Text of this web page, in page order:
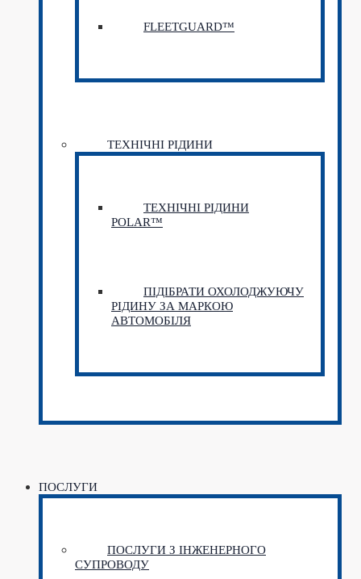
FLEETGUARD™
ТЕХНІЧНІ РІДИНИ
ТЕХНІЧНІ РІДИНИ
POLAR™
ПІДІБРАТИ ОХОЛОДЖУЮЧУ
РІДИНУ ЗА МАРКОЮ
АВТОМОБІЛЯ
ПОСЛУГИ
ПОСЛУГИ З ІНЖЕНЕРНОГО
СУПРОВОДУ